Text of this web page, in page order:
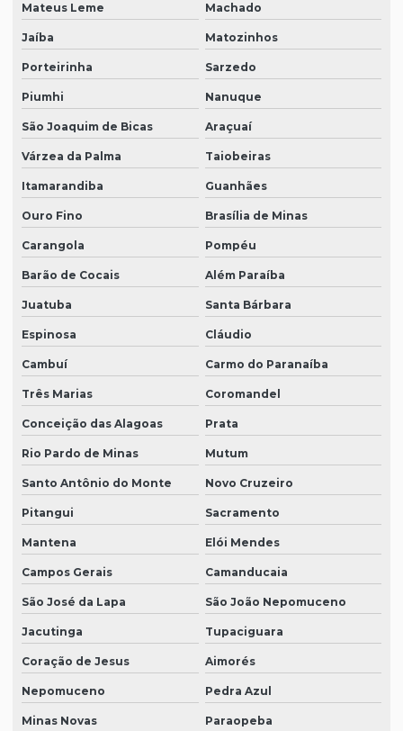
Mateus Leme Machado
Jaíba Matozinhos
Porteirinha Sarzedo
Piumhi Nanuque
São Joaquim de Bicas Araçuaí
Várzea da Palma Taiobeiras
Itamarandiba Guanhães
Ouro Fino Brasília de Minas
Carangola Pompéu
Barão de Cocais Além Paraíba
Juatuba Santa Bárbara
Espinosa Cláudio
Cambuí Carmo do Paranaíba
Três Marias Coromandel
Conceição das Alagoas Prata
Rio Pardo de Minas Mutum
Santo Antônio do Monte Novo Cruzeiro
Pitangui Sacramento
Mantena Elói Mendes
Campos Gerais Camanducaia
São José da Lapa São João Nepomuceno
Jacutinga Tupaciguara
Coração de Jesus Aimorés
Nepomuceno Pedra Azul
Minas Novas Paraopeba